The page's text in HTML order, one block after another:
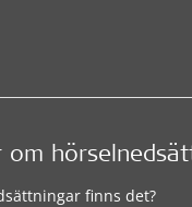
om
finns det?